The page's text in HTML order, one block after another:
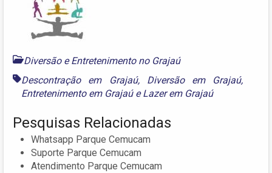
Diversão e Entretenimento no Grajaú
Descontração em Grajaú, Diversão em Grajaú,
Entretenimento em GrajaúeLazer em Grajaú
Pesquisas Relacionadas
Whatsapp Parque Cemucam
Suporte Parque Cemucam
Atendimento Parque Cemucam